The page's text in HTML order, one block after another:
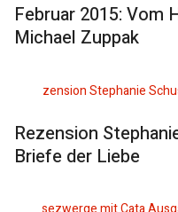
Februar 2015:
Michael Zuppak
Rezension
Briefe der Liebe